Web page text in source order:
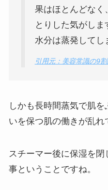
果はほとんどなく
とりした気がし
水分は蒸発してし
引用元：美容常識の9
しかも長時間蒸気で肌
いを保つ肌の働きが乱れ
スチーマー後に保湿を
事ということですね。